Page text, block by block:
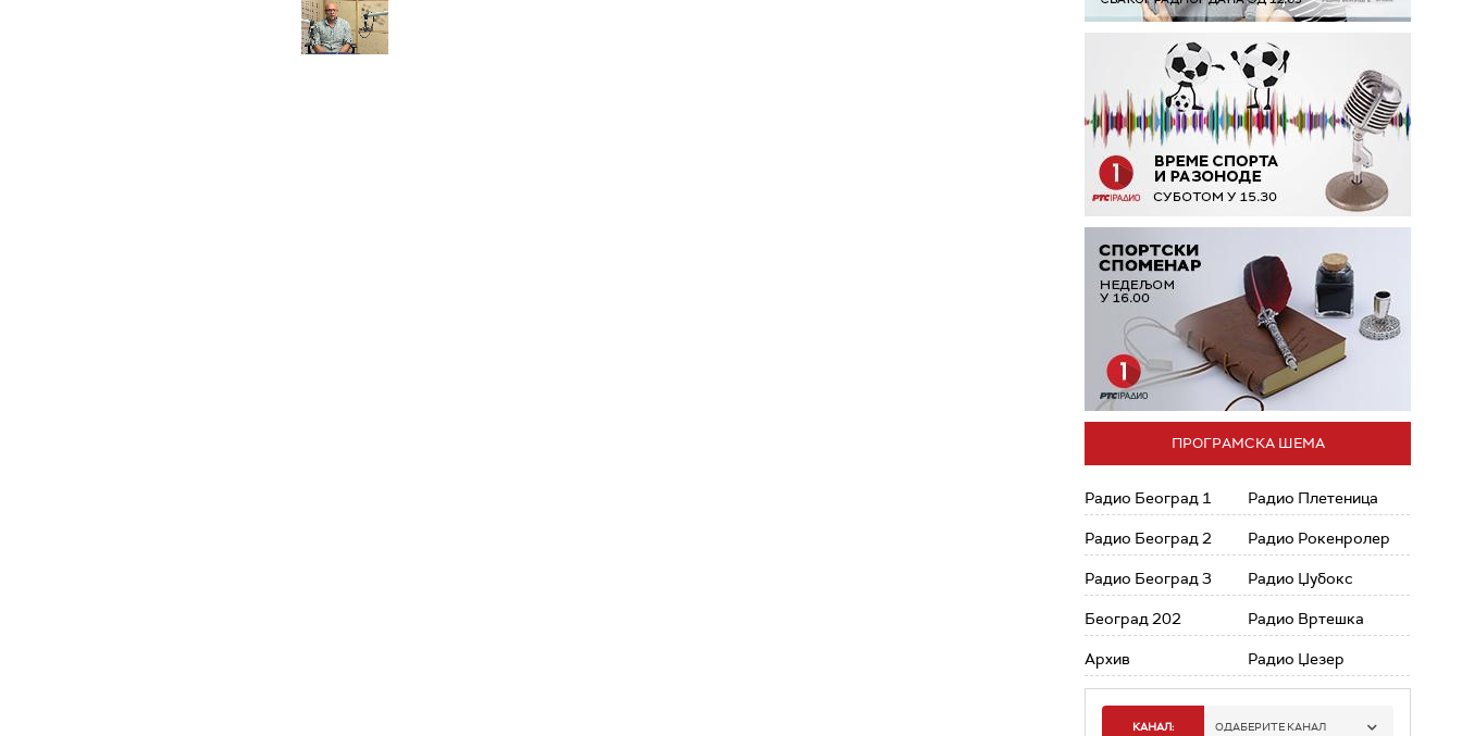
ПРОГРАМСКА ШЕМА
Радио Београд 1
Радио Београд 2
Радио Београд 3
Београд 202
Архив
Радио Плетеница
Радио Рокенролер
Радио Џубокс
Радио Вртешка
Радио Џезер
КАНАЛ: ОДАБЕРИТЕ КАНАЛ